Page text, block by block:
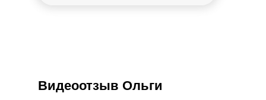
Видеоотзыв Ольги